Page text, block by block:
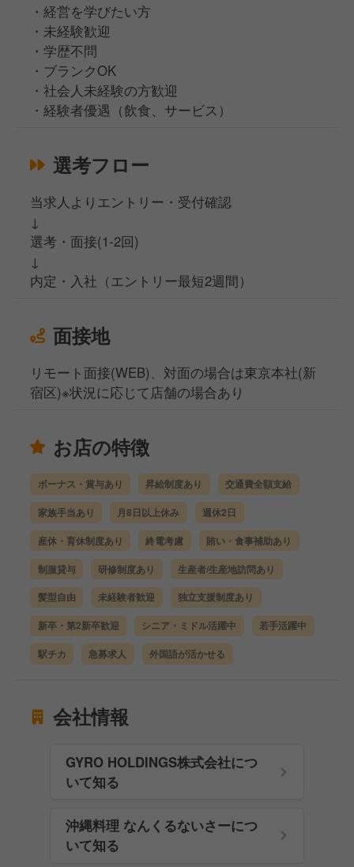
・経営を学びたい方
・未経験歓迎
・学歴不問
・ブランクOK
・社会人未経験の方歓迎
・経験者優遇（飲食、サービス）
選考フロー
当求人よりエントリー・受付確認
↓
選考・面接(1-2回)
↓
内定・入社（エントリー最短2週間）
面接地
リモート面接(WEB)、対面の場合は東京本社(新
宿区)※状況に応じて店舗の場合あり
お店の特徴
ボーナス・賞与あり 昇給制度あり 交通費全額支給
家族手当あり 月8日以上休み 週休2日
産休・育休制度あり 終電考慮 賄い・食事補助あり
制服貸与 研修制度あり 生産者/生産地訪問あり
髪型自由 未経験者歓迎 独立支援制度あり
新卒・第2新卒歓迎 シニア・ミドル活躍中 若手活躍中
駅チカ 急募求人 外国語が活かせる
会社情報
GYRO HOLDINGS株式会社につ
いて知る
沖縄料理 なんくるないさーにつ
いて知る